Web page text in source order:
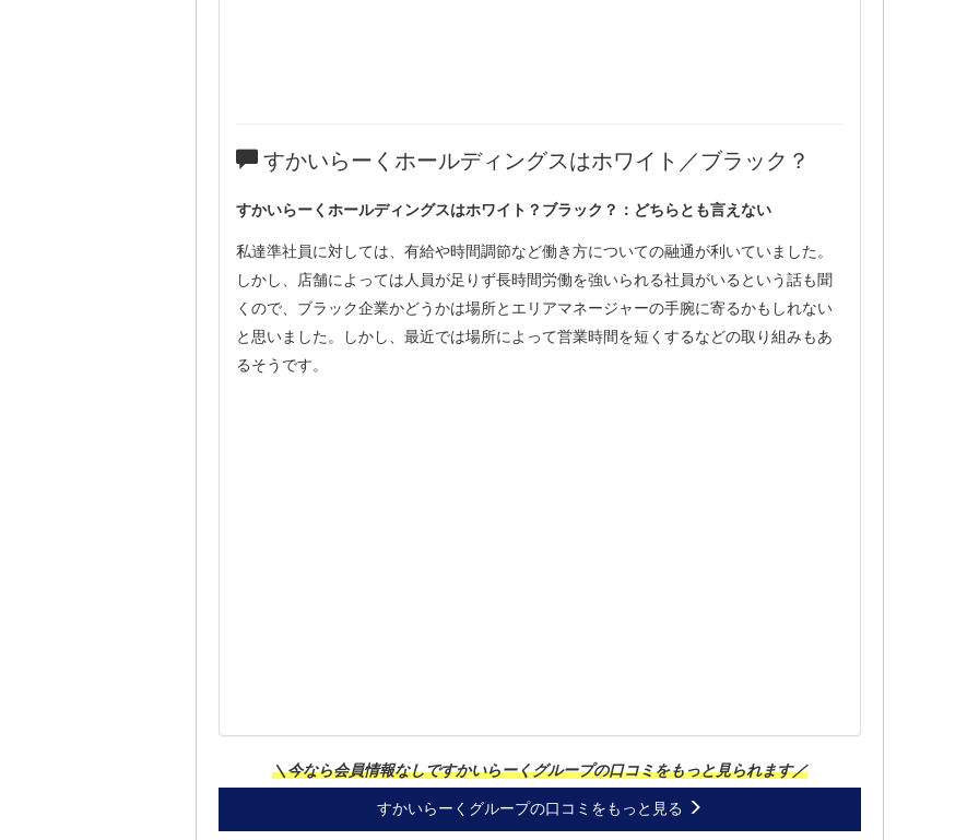
すかいらーくホールディングスはホワイト／ブラック？
すかいらーくホールディングスはホワイト？ブラック？：どちらとも言えない
私達準社員に対しては、有給や時間調節など働き方についての融通が利いていました。
しかし、店舗によっては人員が足りず長時間労働を強いられる社員がいるという話も聞
くので、ブラック企業かどうかは場所とエリアマネージャーの手腕に寄るかもしれない
と思いました。しかし、最近では場所によって営業時間を短くするなどの取り組みもあ
るそうです。
＼今なら会員情報なしですかいらーくグループの口コミをもっと見られます／
すかいらーくグループの口コミをもっと見る